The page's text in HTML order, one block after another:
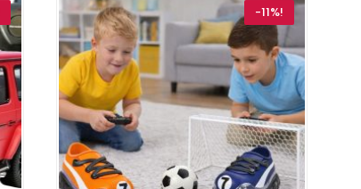
-11%!